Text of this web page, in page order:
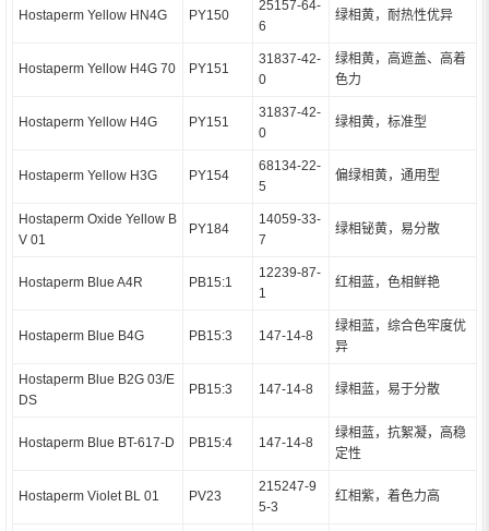
Hostaperm Yellow HN4G PY150
25157-64-
6
绿相黄，耐热性优异
Hostaperm Yellow H4G 70 PY151
31837-42-
0
绿相黄，高遮盖、高着
色力
Hostaperm Yellow H4G PY151
31837-42-
0
绿相黄，标准型
Hostaperm Yellow H3G PY154
68134-22-
5
偏绿相黄，通用型
Hostaperm Oxide Yellow B
V 01
PY184
14059-33-
7
绿相铋黄，易分散
Hostaperm Blue A4R PB15:1
12239-87-
1
红相蓝，色相鲜艳
Hostaperm Blue B4G PB15:3 147-14-8
绿相蓝，综合色牢度优
异
Hostaperm Blue B2G 03/E
DS
PB15:3 147-14-8 绿相蓝，易于分散
Hostaperm Blue BT-617-D PB15:4 147-14-8
绿相蓝，抗絮凝，高稳
定性
Hostaperm Violet BL 01 PV23
215247-9
5-3
红相紫，着色力高